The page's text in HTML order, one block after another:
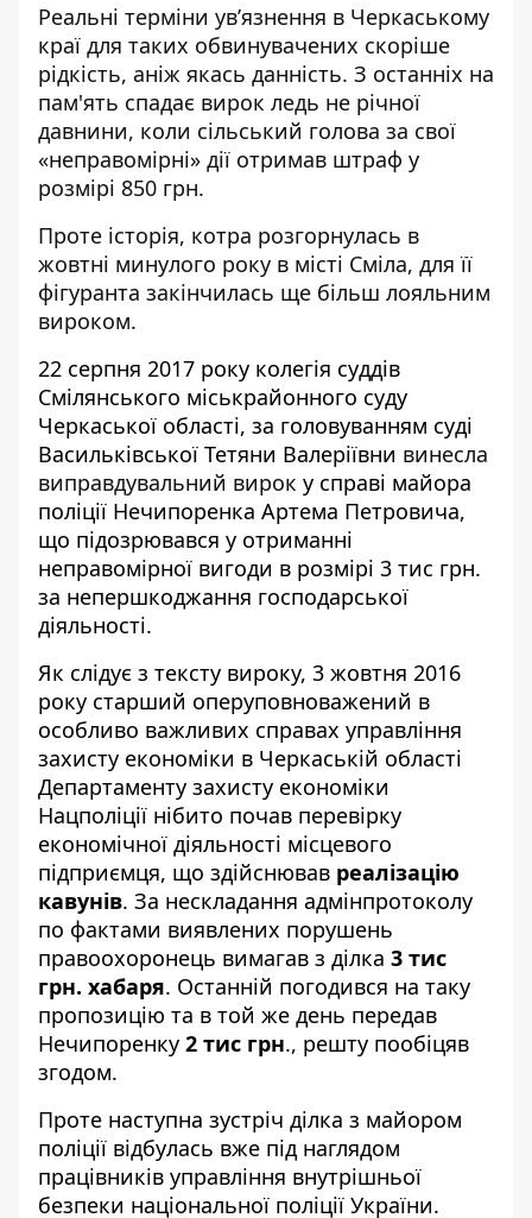
Реальні терміни ув’язнення в Черкаському
краї для таких обвинувачених скоріше
рідкість, аніж якась данність. З останніх на
пам'ять спадає вирок ледь не річної
давнини, коли сільський голова за свої
«неправомірні» дії отримав штраф у
розмірі 850 грн.
Проте історія, котра розгорнулась в
жовтні минулого року в місті Сміла, для її
фігуранта закінчилась ще більш лояльним
вироком.
22 серпня 2017 року колегія суддів
Смілянського міськрайонного суду
Черкаської області, за головуванням суді
Васильківської Тетяни Валеріївни винесла
виправдувальний вирок у справі майора
поліції Нечипоренка Артема Петровича,
що підозрювався у отриманні
неправомірної вигоди в розмірі 3 тис грн.
за непершкоджання господарської
діяльності.
Як слідує з тексту вироку, 3 жовтня 2016
року старший оперуповноважений в
особливо важливих справах управління
захисту економіки в Черкаській області
Департаменту захисту економіки
Нацполіції нібито почав перевірку
економічної діяльності місцевого
підприємця, що здійснював реалізацію
кавунів. За нескладання адмінпротоколу
по фактами виявлених порушень
правоохоронець вимагав з ділка 3 тис
грн. хабаря. Останній погодився на таку
пропозицію та в той же день передав
Нечипоренку 2 тис грн., решту пообіцяв
згодом.
Проте наступна зустріч ділка з майором
поліції відбулась вже під наглядом
працівників управління внутрішньої
безпеки національної поліції України.